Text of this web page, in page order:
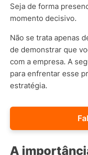
Seja de forma
momento decisivo.
Não se trata apenas
de demonstrar que
com a empresa. A
para enfrentar esse
estratégia.
A